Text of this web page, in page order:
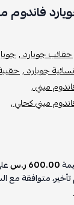
فاندوم
حقائب جويارد ,
جويارد ,
ميني ,
ميني كحلي ,
600.00 ر.س
متوافقة مع